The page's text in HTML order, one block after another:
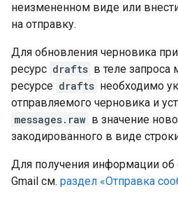
неизмененном виде или
на отправку.
Для обновления черновика
ресурс drafts в теле запроса
ресурсе drafts необходимо
отправляемого черновика и
messages.raw в значение
закодированного в виде
Для получения информации об
Gmail см. раздел «Отправка